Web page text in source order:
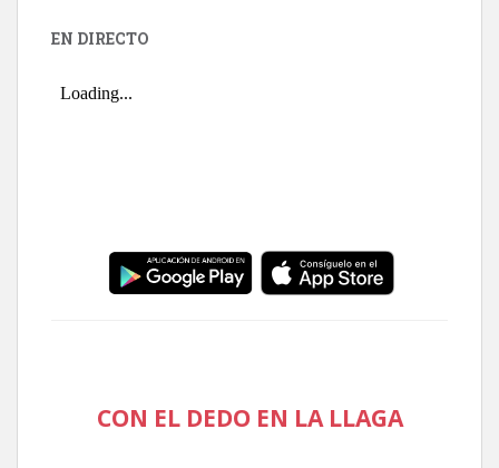
EN DIRECTO
CON EL DEDO EN LA LLAGA